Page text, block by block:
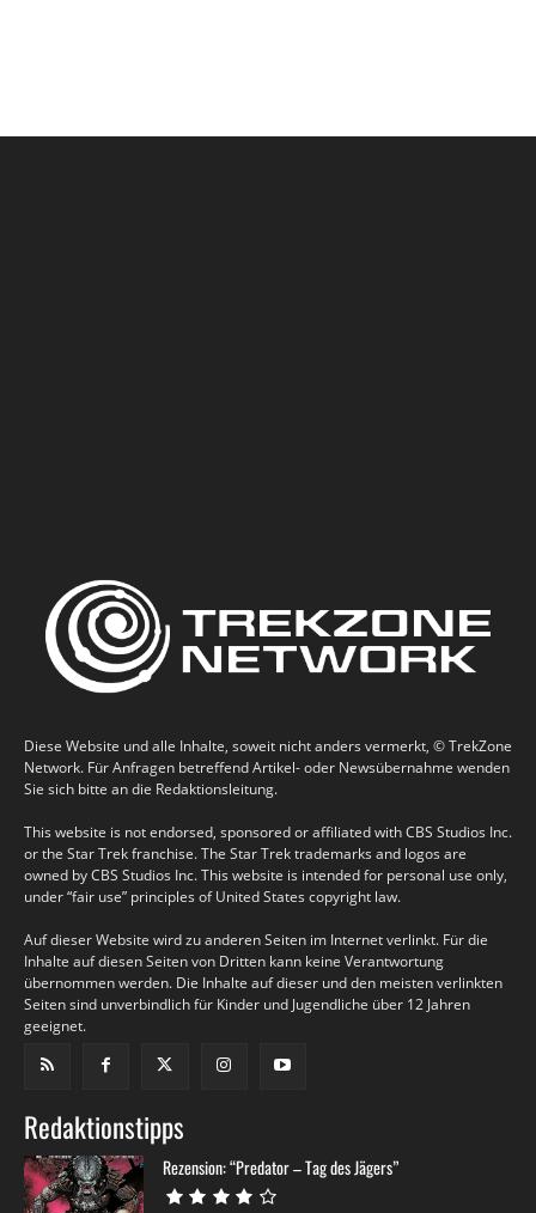
Diese Website und alle Inhalte, soweit nicht anders vermerkt, © TrekZone
Network. Für Anfragen betreffend Artikel- oder Newsübernahme wenden
Sie sich bitte an die Redaktionsleitung.
This website is not endorsed, sponsored or affiliated with CBS Studios Inc.
or the Star Trek franchise. The Star Trek trademarks and logos are
owned by CBS Studios Inc. This website is intended for personal use only,
under “fair use” principles of United States copyright law.
Auf dieser Website wird zu anderen Seiten im Internet verlinkt. Für die
Inhalte auf diesen Seiten von Dritten kann keine Verantwortung
übernommen werden. Die Inhalte auf dieser und den meisten verlinkten
Seiten sind unverbindlich für Kinder und Jugendliche über 12 Jahren
geeignet.
Redaktionstipps
Rezension: “Predator – Tag des Jägers”